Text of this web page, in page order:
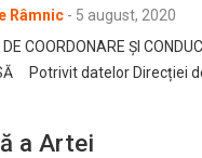
Râmnic - 5 august, 2020
COORDONARE ȘI
Potrivit datelor Direcției
a Artei